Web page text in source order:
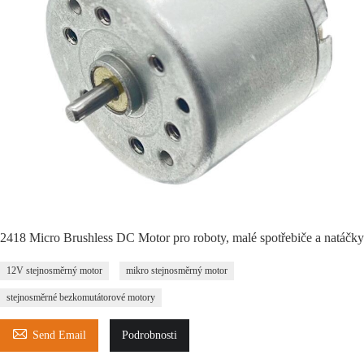
2418 Micro Brushless DC Motor pro roboty, malé spotřebiče a natáčky
12V stejnosměrný motor mikro stejnosměrný motor
stejnosměrné bezkomutátorové motory
 Send Email Podrobnosti